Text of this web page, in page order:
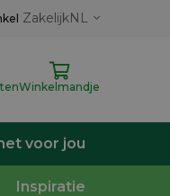
ZakelijkNL
Winkelmandje
voor jou
Inspiratie